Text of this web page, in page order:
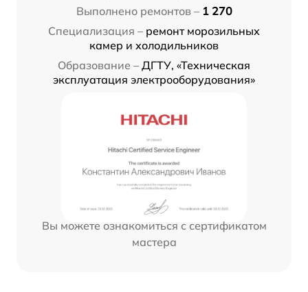
Выполнено ремонтов – 1 270
Специализация – ремонт морозильных
камер и холодильников
Образование – ДГТУ, «Техническая
эксплуатация электрооборудования»
Вы можете ознакомиться с сертификатом
мастера